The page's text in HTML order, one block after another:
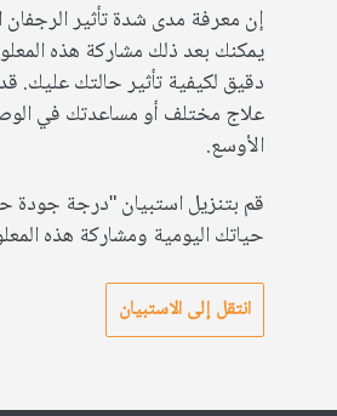
إن معرفة مدى شدة تأثير
يمكنك بعد ذلك مشاركة هذه
دقيق لكيفية تأثير حالتك عليك.
علاج مختلف أو مساعدتك في
الأوسع.
قم بتنزيل استبيان "درجة جودة
حياتك اليومية ومشاركة هذه
انتقل إلى الاستبيان